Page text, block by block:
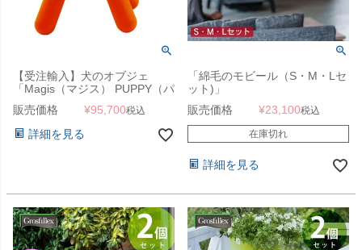
【受注輸入】犬のオブジェ
「Magis（マジス） PUPPY（パ
ピー） XLサイズ MT56」【キ
ャンセル不可】
販売価格 ¥95,700税込
詳細を見る
「綿毛のモビール（S・M・Lセ
ット)」
販売価格
¥23,100税込
在庫切れ
詳細を見る